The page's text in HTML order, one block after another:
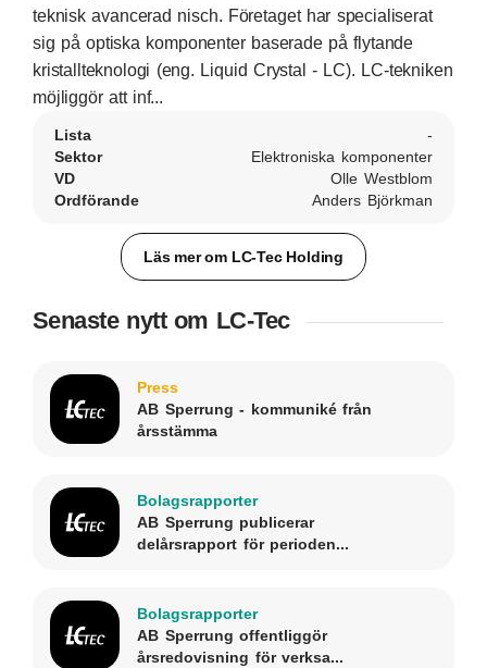
teknisk avancerad nisch. Företaget har specialiserat
sig på optiska komponenter baserade på flytande
kristallteknologi (eng. Liquid Crystal - LC). LC-tekniken
möjliggör att inf...
Lista
-
Sektor
Elektroniska komponenter
VD
Olle Westblom
Ordförande
Anders Björkman
Läs mer om LC-Tec Holding
Senaste nytt om LC-Tec
Press
AB Sperrung - kommuniké från
årsstämma
Bolagsrapporter
AB Sperrung publicerar
delårsrapport för perioden...
Bolagsrapporter
AB Sperrung offentliggör
årsredovisning för verksa...